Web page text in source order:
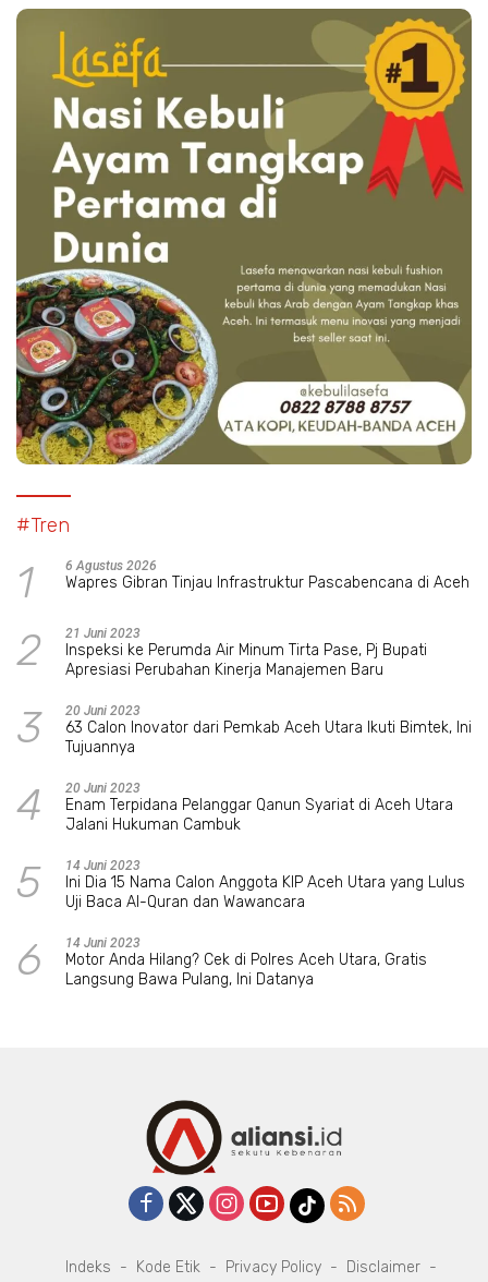
#Tren
1 6 Agustus 2026
Wapres Gibran Tinjau Infrastruktur Pascabencana di Aceh
2 21 Juni 2023
Inspeksi ke Perumda Air Minum Tirta Pase, Pj Bupati
Apresiasi Perubahan Kinerja Manajemen Baru
3 20 Juni 2023
63 Calon Inovator dari Pemkab Aceh Utara Ikuti Bimtek, Ini
Tujuannya
4 20 Juni 2023
Enam Terpidana Pelanggar Qanun Syariat di Aceh Utara
Jalani Hukuman Cambuk
5 14 Juni 2023
Ini Dia 15 Nama Calon Anggota KIP Aceh Utara yang Lulus
Uji Baca Al-Quran dan Wawancara
6 14 Juni 2023
Motor Anda Hilang? Cek di Polres Aceh Utara, Gratis
Langsung Bawa Pulang, Ini Datanya
Indeks Kode Etik Privacy Policy
Disclaimer